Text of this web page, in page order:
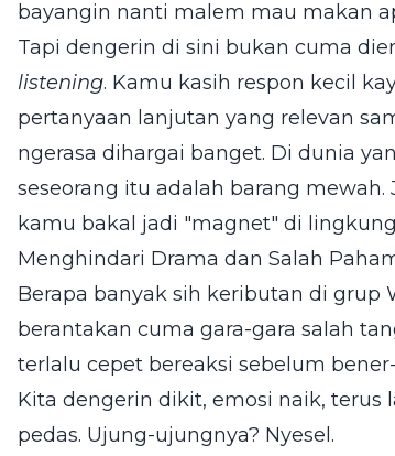
bayangin nanti malem mau makan
Tapi dengerin di sini bukan cuma
listening. Kamu kasih respon kecil
pertanyaan lanjutan yang relevan
ngerasa dihargai banget. Di dunia
seseorang itu adalah barang
kamu bakal jadi "magnet" di
Menghindari Drama dan Salah
Berapa banyak sih keributan di grup
berantakan cuma gara-gara salah
terlalu cepet bereaksi sebelum
Kita dengerin dikit, emosi naik, terus
pedas. Ujung-ujungnya? Nyesel.